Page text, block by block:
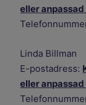
eller
Linda Billman
E-postadress:
eller